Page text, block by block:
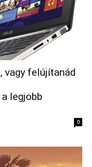
vagy felújítanád
legjobb
0